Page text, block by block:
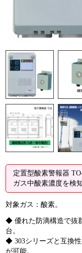
定置型酸素警報器
ガス中酸素濃度を検
対象ガス：酸素。
◆ 優れた防滴構造で抜
台。
◆ 303シリーズと互換
が可能。